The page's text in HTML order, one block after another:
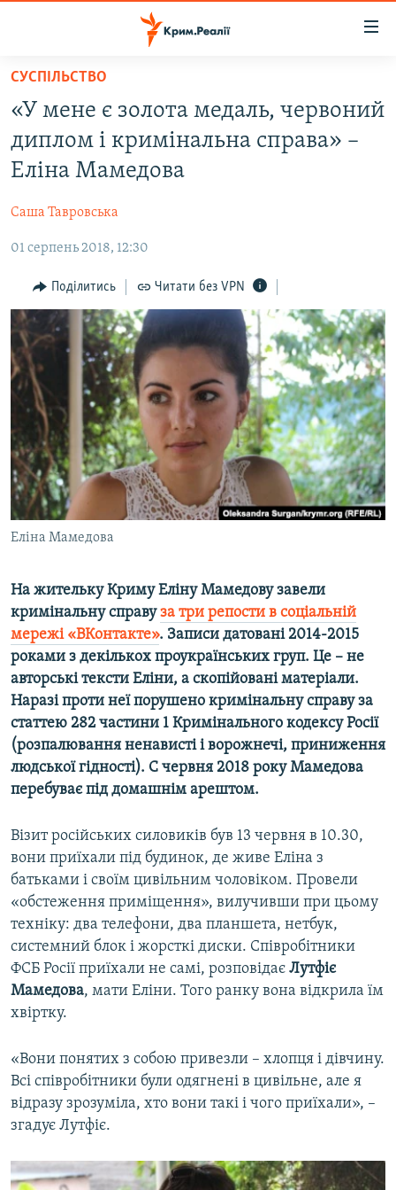
Перейти
основного
матеріалу
Перейти
до
основної
Перейти
пошуку
ВІДЕО ТА ФОТО
БЛОГИ
ПОГЛЯД
ІНТЕРВ'Ю
ВСЕ ЗА ДЕНЬ
СПЕЦПРОЕКТИ
ДЕПОРТАЦІЯ
ВІДЕОУРОКИ «ELIFBE»
СВІДЧЕННЯ ОКУПАЦІЇ
УКРАЇНСЬКА ПРОБЛЕМА КРИМУ
ІНФОГРАФІКА
ЯК ОБІЙТИ БЛОКУВАННЯ
Русский
Qırımtatar
ДОЛУЧАЙСЯ!
Усі сайти RFE/RL
СУСПІЛЬСТВО
«У мене є золота медаль, червоний
диплом і кримінальна справа» –
Еліна Мамедова
Саша Тавровська
01 серпень 2018, 12:30
Поділитись Читати без VPN
Еліна Мамедова
На жительку Криму Еліну Мамедову завели
кримінальну справуза три репости в соціальній
мережі «ВКонтакте». Записи датовані 2014-2015
роками з декількох проукраїнських груп. Це – не
авторські тексти Еліни, а скопійовані матеріали.
Наразі проти неї порушено кримінальну справу за
статтею 282 частини 1 Кримінального кодексу Росії
(розпалювання ненависті і ворожнечі, приниження
людської гідності). C червня 2018 року Мамедова
перебуває під домашнім арештом.
Візит російських силовиків був 13 червня в 10.30,
вони приїхали під будинок, де живе Еліна з
батьками і своїм цивільним чоловіком. Провели
«обстеження приміщення», вилучивши при цьому
техніку: два телефони, два планшета, нетбук,
системний блок і жорсткі диски. Співробітники
ФСБ Росії приїхали не самі, розповідає Лутфіє
Мамедова, мати Еліни. Того ранку вона відкрила їм
хвіртку.
«Вони понятих з собою привезли – хлопця і дівчину.
Всі співробітники були одягнені в цивільне, але я
відразу зрозуміла, хто вони такі і чого приїхали», –
згадує Лутфіє.